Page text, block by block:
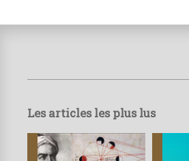
Les articles les plus lus